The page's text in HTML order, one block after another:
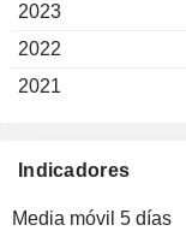
Indicadores
Media móvil 5 días
2023
2022
2021